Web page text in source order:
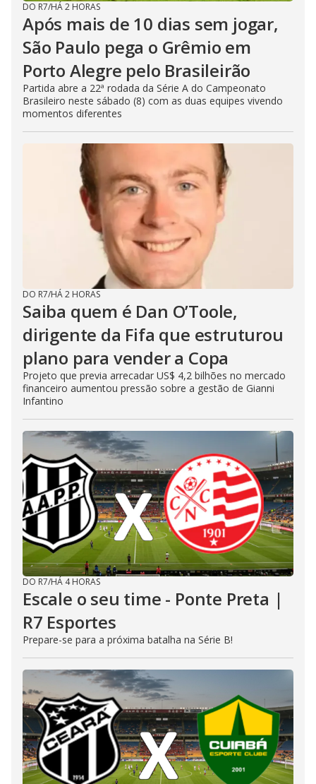
DO R7/HÁ 2 HORAS
Após mais de 10 dias sem jogar,
São Paulo pega o Grêmio em
Porto Alegre pelo Brasileirão
Partida abre a 22ª rodada da Série A do Campeonato
Brasileiro neste sábado (8) com as duas equipes vivendo
momentos diferentes
DO R7/HÁ 2 HORAS
Saiba quem é Dan O’Toole,
dirigente da Fifa que estruturou
plano para vender a Copa
Projeto que previa arrecadar US$ 4,2 bilhões no mercado
financeiro aumentou pressão sobre a gestão de Gianni
Infantino
DO R7/HÁ 4 HORAS
Escale o seu time - Ponte Preta |
R7 Esportes
Prepare-se para a próxima batalha na Série B!